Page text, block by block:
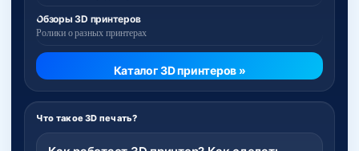
Обзоры 3D принтеров
Ролики о разных принтерах
Каталог 3D принтеров »
Что такое 3D печать?